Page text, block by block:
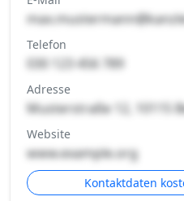
Telefon
030 123 456 789
Adresse
Musterstraße 12, 10115
Website
www.example.org
Kontaktdaten